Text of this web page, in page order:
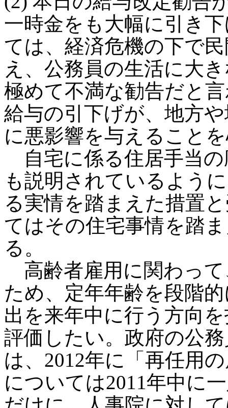
一時金をも大幅に引き
ては、経済危機の下で
え、公務員の生活に大
極めて不満な勧告だと
給与の引下げが、地方
に悪影響を与えること
自宅に係る住居手当
も説明されているよう
る実情を踏まえた措置
てはその住宅事情を踏
る。
高齢者雇用に関わっ
ため、定年年齢を段階
出を来年中に行う方向
評価したい。政府の公
は、2012年に「再任用
については2011年中に